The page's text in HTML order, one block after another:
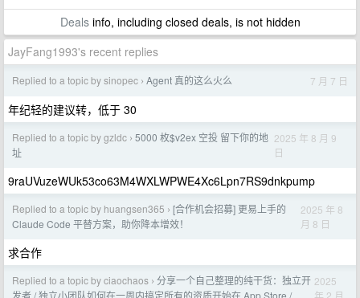
Dealsinfo, including closed deals, is not hidden
JayFang1993's recent replies
Replied to a topic by sinopec › Agent 真的这么火么 7 月 7 日
年纪轻的建议转，低于 30
Replied to a topic by gzldc › 5000 枚$v2ex 空投 留下你的地
址
2025 年 8 月 9
日
9raUVuzeWUk53co63M4WXLWPWE4Xc6Lpn7RS9dnkpump
Replied to a topic by huangsen365 › [合作机会招募] 更易上手的
Claude Code 平替方案，助你降本增效！
2025 年 8
月 8 日
求合作
Replied to a topic by ciaochaos › 分享一个自己整理的纯干货：独立开
发者 / 独立小团队如何在一周内搞定所有的资质开始在 App Store /
2025
年 2 月